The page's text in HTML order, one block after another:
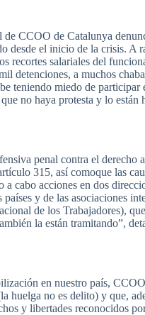
de CCOO de Catalunya
desde el inicio de la crisis. A
recortes salariales del
detenciones, a muchos
teniendo miedo de participar
que no haya protesta y lo están
penal contra el derecho a
315, así comoque las
a cabo acciones en dos
países y de las asociaciones
de los Trabajadores), que
la están tramitando”,
en nuestro país, CCOO
huelga no es delito) y que,
y libertades reconocidos